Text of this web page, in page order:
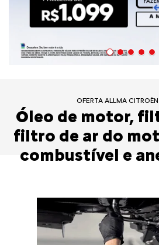
OFERTA ALLMA CITROËN
Óleo de motor,
filtro de ar do
combustível e